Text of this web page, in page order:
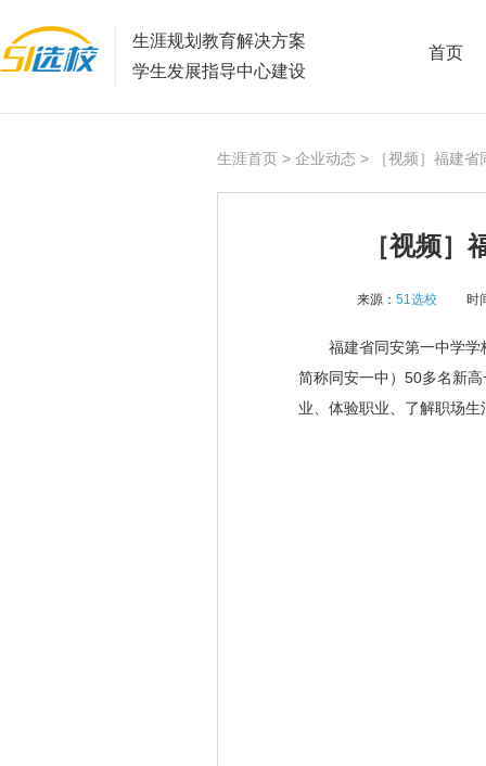
生涯规划教育解决方案
学生发展指导中心建设
首页
生涯首页 > 企业动态 > ［视频］福建省
［视频
来源： 51选校 时
福建省同安第一中学学
简称同安一中）50多名新
业、体验职业、了解职场